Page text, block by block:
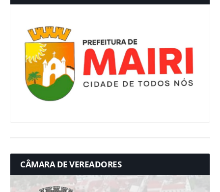
CÂMARA DE VEREADORES